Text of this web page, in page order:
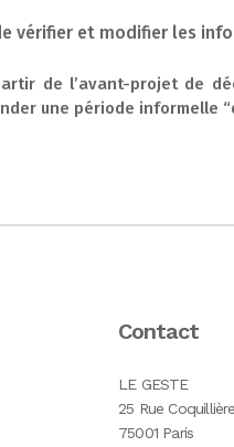
et modifier les
de l’avant-projet de
une période informelle
Contact
LE GESTE
25 Rue Coquillière
75001 Paris